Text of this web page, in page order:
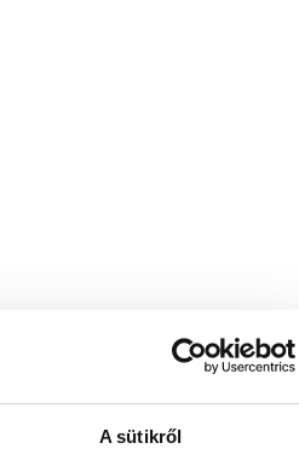
A sütikről